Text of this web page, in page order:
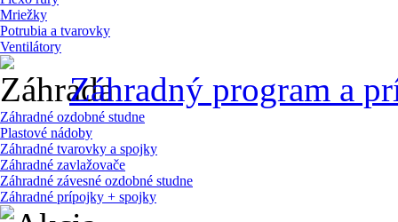
Mriežky
Potrubia a tvarovky
Ventilátory
Záhradný program a
Záhradné ozdobné studne
Plastové nádoby
Záhradné tvarovky a spojky
Záhradné zavlažovače
Záhradné závesné ozdobné studne
Záhradné prípojky + spojky